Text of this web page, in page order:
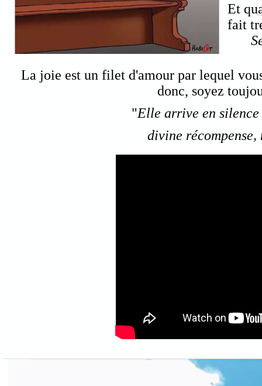
La joie est un filet d'amour par lequel
donc, soyez
Et
fait
"Elle arrive en silence
divine récompense,